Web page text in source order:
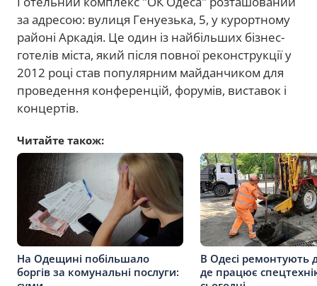
за адресою: вулиця Генуезька, 5, у курортному
районі Аркадія. Це один із найбільших бізнес-
готелів міста, який після повної реконструкції у
2012 році став популярним майданчиком для
проведення конференцій, форумів, виставок і
концертів.
Читайте також:
На Одещині побільшало
боргів за комунальні послуги:
В Одесі ремонтують
де працює